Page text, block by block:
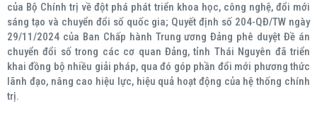
của Bộ Chính trị về đột phá phát triển khoa học, công nghệ, đổi mới
sáng tạo và chuyển đổi số quốc gia; Quyết định số 204-QĐ/TW ngày
29/11/2024 của Ban Chấp hành Trung ương Đảng phê duyệt Đề án
chuyển đổi số trong các cơ quan Đảng, tỉnh Thái Nguyên đã triển
khai đồng bộ nhiều giải pháp, qua đó góp phần đổi mới phương thức
lãnh đạo, nâng cao hiệu lực, hiệu quả hoạt động của hệ thống chính
trị.